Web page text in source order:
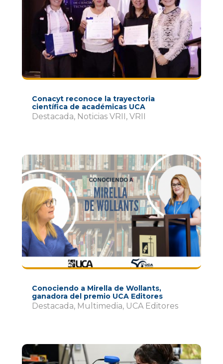
Conacyt reconoce la trayectoria
científica de académicas UCA
Destacada, Noticias VRII , VRII
Conociendo a Mirella de Wollants,
ganadora del premio UCA Editores
Destacada, Multimedia, UCA Editores